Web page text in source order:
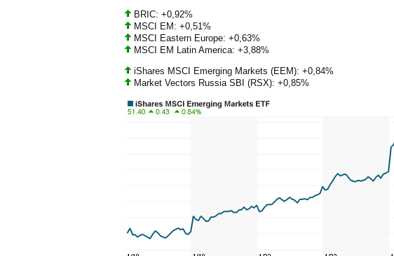
BRIC: +0,92%
MSCI EM: +0,51%
MSCI Eastern Europe: +0,63%
MSCI EM Latin America: +3,88%
iShares MSCI Emerging Markets (EEM): +0,84%
Market Vectors Russia SBI (RSX): +0,85%